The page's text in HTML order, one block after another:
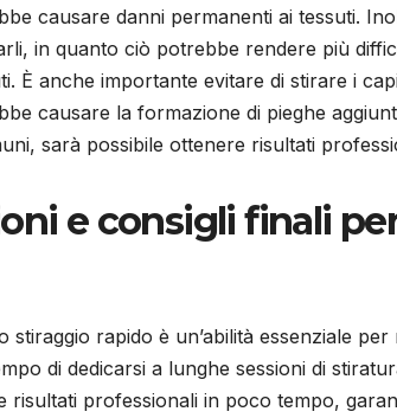
causare danni permanenti ai tessuti.
in quanto ciò potrebbe rendere più
È anche importante evitare di stirare i
causare la formazione di pieghe
sarà possibile ottenere risultati
e consigli finali
stiraggio rapido è un’abilità essenziale
di dedicarsi a lunghe sessioni di
risultati professionali in poco tempo,